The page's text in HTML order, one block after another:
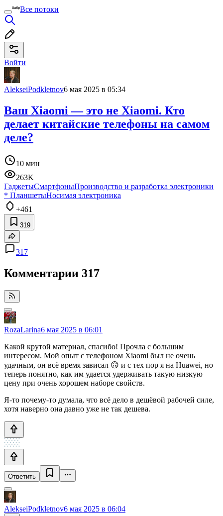
Все потоки
Войти
AlekseiPodkletnov6 мая 2025 в 05:34
Ваш Xiaomi — это не Xiaomi. Кто
делает китайские телефоны на самом
деле?
10 мин
263K
ГаджетыСмартфоныПроизводство и разработка электроники
* ПланшетыНосимая электроника
+461
319
317
Комментарии 317
RozaLarina6 мая 2025 в 06:01
Какой крутой материал, спасибо! Прочла с большим
интересом. Мой опыт с телефоном Xiaomi был не очень
удачным, он всё время зависал 🙃 и с тех пор я на Huawei, но
теперь понятно, как им удается удерживать такую низкую
цену при очень хорошем наборе свойств.
Я-то почему-то думала, что всё дело в дешёвой рабочей силе,
хотя наверно она давно уже не так дешева.
Ответить
AlekseiPodkletnov6 мая 2025 в 06:04